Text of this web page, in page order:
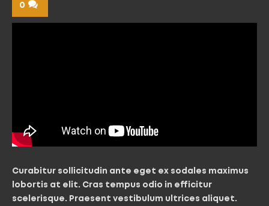
0
Curabitur sollicitudin ante eget ex sodales maximus
lobortis at elit. Cras tempus odio in efficitur
scelerisque. Praesent vestibulum ultrices aliquet.